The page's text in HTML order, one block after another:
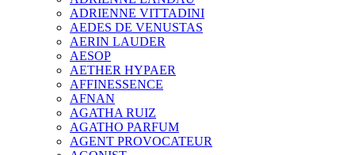
ADRIENNE VITTADINI
AEDES DE VENUSTAS
AERIN LAUDER
AESOP
AETHER HYPAER
AFFINESSENCE
AFNAN
AGATHA RUIZ
AGATHO PARFUM
AGENT PROVOCATEUR